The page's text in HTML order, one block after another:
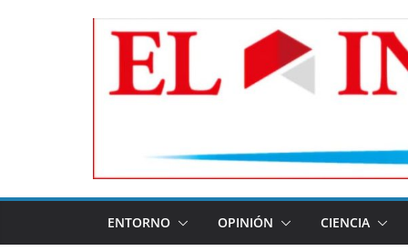
ENTORNO OPINIÓN CIENCIA